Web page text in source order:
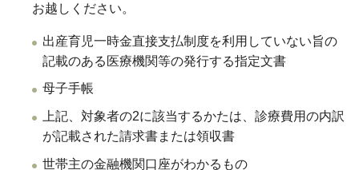
お越しください。
出産育児一時金直接支払制度を利用していない旨の
記載のある医療機関等の発行する指定文書
母子手帳
上記、対象者の2に該当するかたは、診療費用の内訳
が記載された請求書または領収書
世帯主の金融機関口座がわかるもの